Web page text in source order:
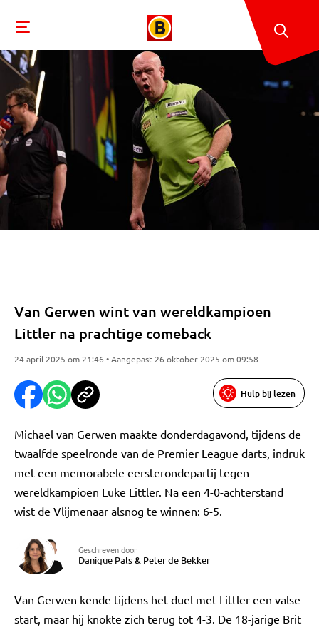
Van Gerwen wint van wereldkampioen
Littler na prachtige comeback
24 april 2025 om 21:46 • Aangepast 26 oktober 2025 om 09:58
Hulp bij lezen
Michael van Gerwen maakte donderdagavond, tijdens de
twaalfde speelronde van de Premier League darts, indruk
met een memorabele eersterondepartij tegen
wereldkampioen Luke Littler. Na een 4-0-achterstand
wist de Vlijmenaar alsnog te winnen: 6-5.
Geschreven door
Danique Pals& Peter de Bekker
Van Gerwen kende tijdens het duel met Littler een valse
start, maar hij knokte zich terug tot 4-3. De 18-jarige Brit